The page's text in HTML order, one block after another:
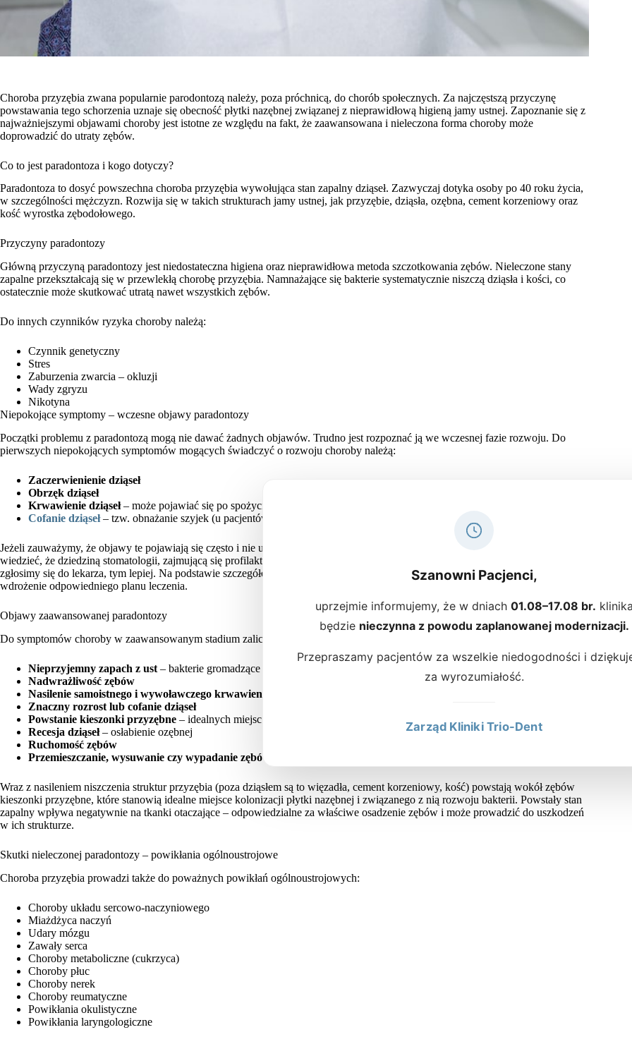
Choroba przyzębia zwana popularnie parodontozą należy, poza próchnicą, do chorób społecznych. Za najczęstszą przyczynę
powstawania tego schorzenia uznaje się obecność płytki nazębnej związanej z nieprawidłową higieną jamy ustnej. Zapoznanie się z
najważniejszymi objawami choroby jest istotne ze względu na fakt, że zaawansowana i nieleczona forma choroby może
doprowadzić do utraty zębów.
Co to jest paradontoza i kogo dotyczy?
Paradontoza to dosyć powszechna choroba przyzębia wywołująca stan zapalny dziąseł. Zazwyczaj dotyka osoby po 40 roku życia,
w szczególności mężczyzn. Rozwija się w takich strukturach jamy ustnej, jak przyzębie, dziąsła, ozębna, cement korzeniowy oraz
kość wyrostka zębodołowego.
Przyczyny paradontozy
Główną przyczyną paradontozy jest niedostateczna higiena oraz nieprawidłowa metoda szczotkowania zębów. Nieleczone stany
zapalne przekształcają się w przewlekłą chorobę przyzębia. Namnażające się bakterie systematycznie niszczą dziąsła i kości, co
ostatecznie może skutkować utratą nawet wszystkich zębów.
Do innych czynników ryzyka choroby należą:
Czynnik genetyczny
Stres
Zaburzenia zwarcia – okluzji
Wady zgryzu
Nikotyna
Niepokojące symptomy – wczesne objawy paradontozy
Początki problemu z paradontozą mogą nie dawać żadnych objawów. Trudno jest rozpoznać ją we wczesnej fazie rozwoju. Do
pierwszych niepokojących symptomów mogących świadczyć o rozwoju choroby należą:
Zaczerwienienie dziąseł
Obrzęk dziąseł
Krwawienie dziąseł– może pojawiać się po spożyciu twardych pokarmów, podczas szczotkowania zębów lub samoistnie
Cofanie dziąseł– tzw. obnażanie szyjek (u pacjentów z cienkim biotypem dziąsła)
Jeżeli zauważymy, że objawy te pojawiają się często i nie ustępują w krótkim czasie, dobrze jest wybrać się do specjalisty. Warto
wiedzieć, że dziedziną stomatologii, zajmującą się profilaktyką i leczeniem chorób przyzębia, jest
zgłosimy się do lekarza, tym lepiej. Na podstawie szczegółowych badań możliwe będzie dokładne określenie stadium choroby i
wdrożenie odpowiedniego planu leczenia.
Objawy zaawansowanej paradontozy
Do symptomów choroby w zaawansowanym stadium zaliczyć możemy między innymi:
Nieprzyjemny zapach z ust – bakterie gromadzące się w kieszonkach dziąsłowych wywołują proces gnilny
Nadwrażliwość zębów
Nasilenie samoistnego i wywoławczego krwawienia dziąseł
Znaczny rozrost lub cofanie dziąseł
Powstanie kieszonki przyzębne – idealnych miejsc kolonizacji płytki nazębnej i rozwoju bakterii
Recesja dziąseł– osłabienie ozębnej
Ruchomość zębów
Przemieszczanie, wysuwanie czy wypadanie zębów
Wraz z nasileniem niszczenia struktur przyzębia (poza dziąsłem są to więzadła, cement korzeniowy, kość) powstają wokół zębów
kieszonki przyzębne, które stanowią idealne miejsce kolonizacji płytki nazębnej i związanego z nią rozwoju bakterii. Powstały stan
zapalny wpływa negatywnie na tkanki otaczające – odpowiedzialne za właściwe osadzenie zębów i może prowadzić do uszkodzeń
w ich strukturze.
Skutki nieleczonej paradontozy – powikłania ogólnoustrojowe
Choroba przyzębia prowadzi także do poważnych powikłań ogólnoustrojowych:
Choroby układu sercowo-naczyniowego
Miażdżyca naczyń
Udary mózgu
Zawały serca
Choroby metaboliczne (cukrzyca)
Choroby płuc
Choroby nerek
Choroby reumatyczne
Powikłania okulistyczne
Powikłania laryngologiczne
Szanowni Pacjenci,
uprzejmie informujemy, że w dniach 01.08–17.08 br.
będzie nieczynna z powodu zaplanowanej modernizacji.
Przepraszamy pacjentów za wszelkie niedogodności i
za wyrozumiałość.
Zarząd Kliniki Trio-Dent